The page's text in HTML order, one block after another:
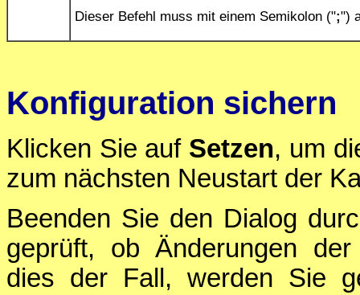
Dieser Befehl muss mit einem Semikolon (";")
Konfiguration sichern
Klicken Sie auf Setzen, um
zum nächsten Neustart der
Beenden Sie den Dialog
geprüft, ob Änderungen
dies der Fall, werden Sie